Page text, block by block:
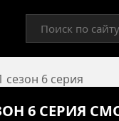
сезон 6 серия
6 СЕРИЯ